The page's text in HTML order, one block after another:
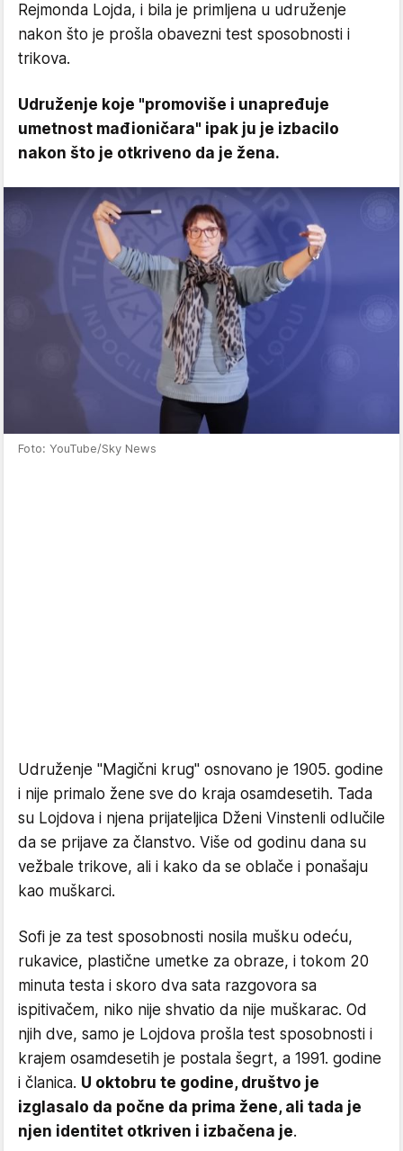
Rejmonda Lojda, i bila je primljena u udruženje
nakon što je prošla obavezni test sposobnosti i
trikova.
Udruženje koje "promoviše i unapređuje
umetnost mađioničara" ipak ju je izbacilo
nakon što je otkriveno da je žena.
Foto: YouTube/Sky News
Udruženje "Magični krug" osnovano je 1905. godine
i nije primalo žene sve do kraja osamdesetih. Tada
su Lojdova i njena prijateljica Dženi Vinstenli odlučile
da se prijave za članstvo. Više od godinu dana su
vežbale trikove, ali i kako da se oblače i ponašaju
kao muškarci.
Sofi je za test sposobnosti nosila mušku odeću,
rukavice, plastične umetke za obraze, i tokom 20
minuta testa i skoro dva sata razgovora sa
ispitivačem, niko nije shvatio da nije muškarac. Od
njih dve, samo je Lojdova prošla test sposobnosti i
krajem osamdesetih je postala šegrt, a 1991. godine
i članica. U oktobru te godine, društvo je
izglasalo da počne da prima žene, ali tada je
njen identitet otkriven i izbačena je.